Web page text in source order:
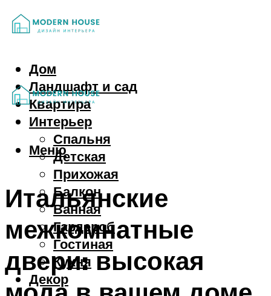
Дом
Ландшафт и сад
Квартира
Интерьер
Спальня
Детская
Прихожая
Балкон
Ванная
Гардероб
Гостиная
Кухня
Декор
Меню
Итальянские
межкомнатные
двери: высокая